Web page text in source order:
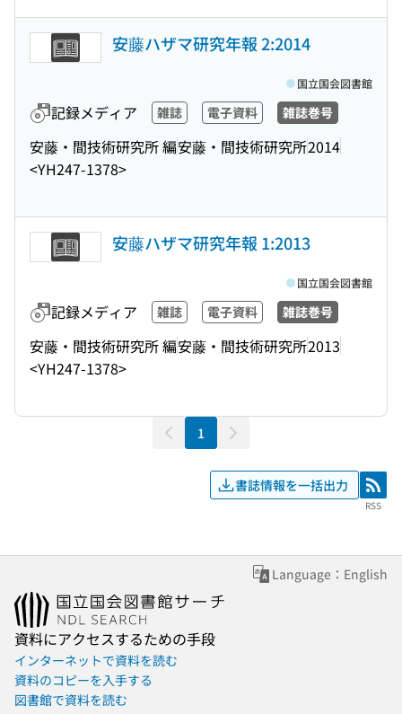
安藤ハザマ研究年報 2:2014
記録メディア 雑誌 電子資料 雑誌巻号
安藤・間技術研究所 編安藤・間技術研究所2014
<YH247-1378>
国立国会図書館
安藤ハザマ研究年報 1:2013
記録メディア 雑誌 電子資料 雑誌巻号
安藤・間技術研究所 編安藤・間技術研究所2013
<YH247-1378>
国立国会図書館
1
書誌情報を一括出力 RSS
RSS
Language：English
資料にアクセスするための手段
インターネットで資料を読む
資料のコピーを入手する
図書館で資料を読む